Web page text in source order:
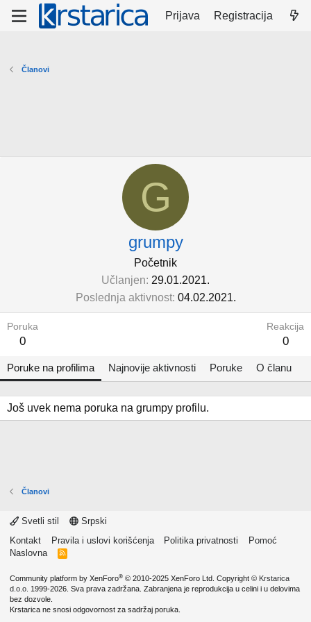
Prijava Registracija
Članovi
G
grumpy
Početnik
Učlanjen 29.01.2021.
Poslednja aktivnost 04.02.2021.
Poruka
0
Reakcija
0
Poruke na profilima Najnovije aktivnosti Poruke O članu
Još uvek nema poruka na grumpy profilu.
Članovi
Svetli stil
Srpski
Kontakt
Pravila i uslovi korišćenja Politika privatnosti
Pomoć
Naslovna
R
Community platform by XenForo® © 2010-2025 XenForo Ltd. Copyright © Krstarica
d.o.o. 1999-2026. Sva prava zadržana. Zabranjena je reprodukcija u celini i u delovima
bez dozvole.
Krstarica ne snosi odgovornost za sadržaj poruka.